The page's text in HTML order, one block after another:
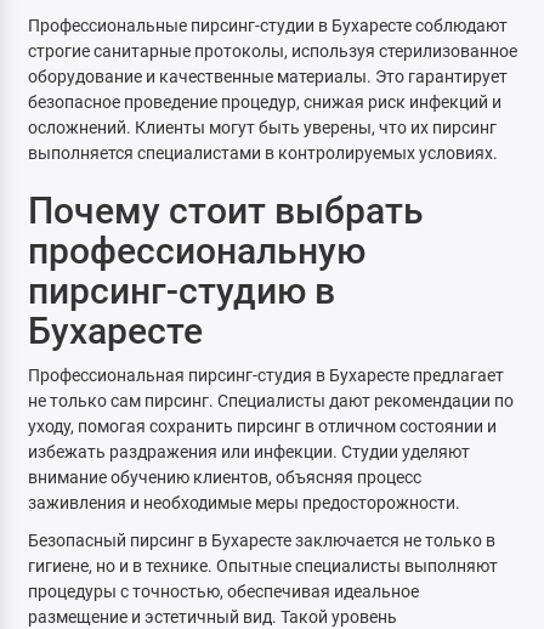
Профессиональные пирсинг-студии в Бухаресте соблюдают
строгие санитарные протоколы, используя стерилизованное
оборудование и качественные материалы. Это гарантирует
безопасное проведение процедур, снижая риск инфекций и
осложнений. Клиенты могут быть уверены, что их пирсинг
выполняется специалистами в контролируемых условиях.
Почему стоит выбрать
профессиональную
пирсинг-студию в
Бухаресте
Профессиональная пирсинг-студия в Бухаресте предлагает
не только сам пирсинг. Специалисты дают рекомендации по
уходу, помогая сохранить пирсинг в отличном состоянии и
избежать раздражения или инфекции. Студии уделяют
внимание обучению клиентов, объясняя процесс
заживления и необходимые меры предосторожности.
Безопасный пирсинг в Бухаресте заключается не только в
гигиене, но и в технике. Опытные специалисты выполняют
процедуры с точностью, обеспечивая идеальное
размещение и эстетичный вид. Такой уровень